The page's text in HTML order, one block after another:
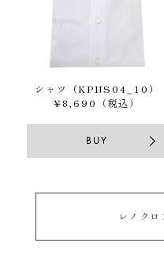
シャツ（KPNS04_10）
¥8,690（税込）
BUY
レノク